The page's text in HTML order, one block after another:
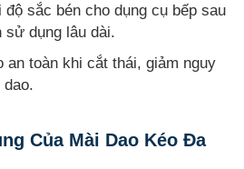
độ sắc bén cho dụng cụ bếp sau
sử dụng lâu dài.
an toàn khi cắt thái, giảm nguy
Của Mài Dao Kéo Đa